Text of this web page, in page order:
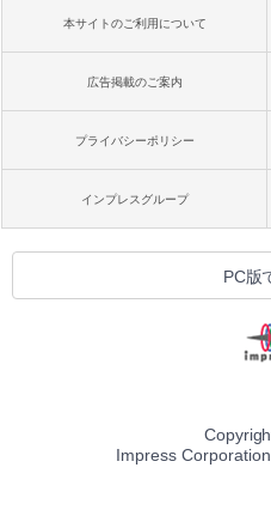
本サイトのご利用について
広告掲載のご案内
プライバシーポリシー
インプレスグループ
PC版
Impress